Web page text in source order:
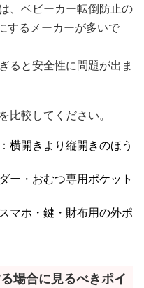
、ベビーカー転倒防止の
するメーカーが多いで
ると安全性に問題が出ま
比較してください。
：横開きより縦開きのほう
ー・おむつ専用ポケット
マホ・鍵・財布用の外ポ
場合に見るべきポイ